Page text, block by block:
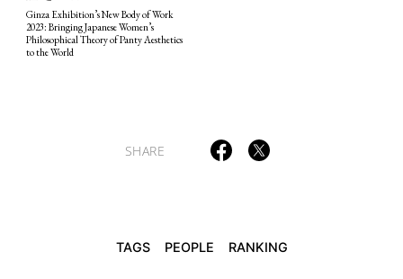
Ginza Exhibition’s New Body of Work
2023: Bringing Japanese Women’s
Philosophical Theory of Panty Aesthetics
to the World
SHARE
TAGS PEOPLE RANKING